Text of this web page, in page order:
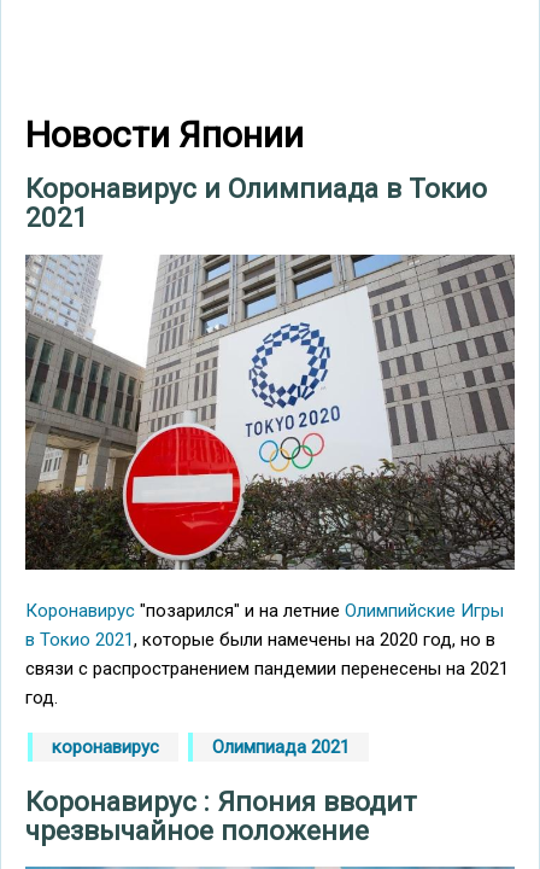
Новости Японии
Коронавирус и Олимпиада в Токио
2021
Коронавирус "позарился" и на летние Олимпийские Игры
в Токио 2021, которые были намечены на 2020 год, но в
связи с распространением пандемии перенесены на 2021
год.
коронавирус Олимпиада 2021
Коронавирус : Япония вводит
чрезвычайное положение